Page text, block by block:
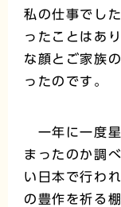
私の仕事でし
ったことはあ
な顔とご家族
ったのです。
一年に一度星
まったのか調
い日本で行わ
の豊作を祈る